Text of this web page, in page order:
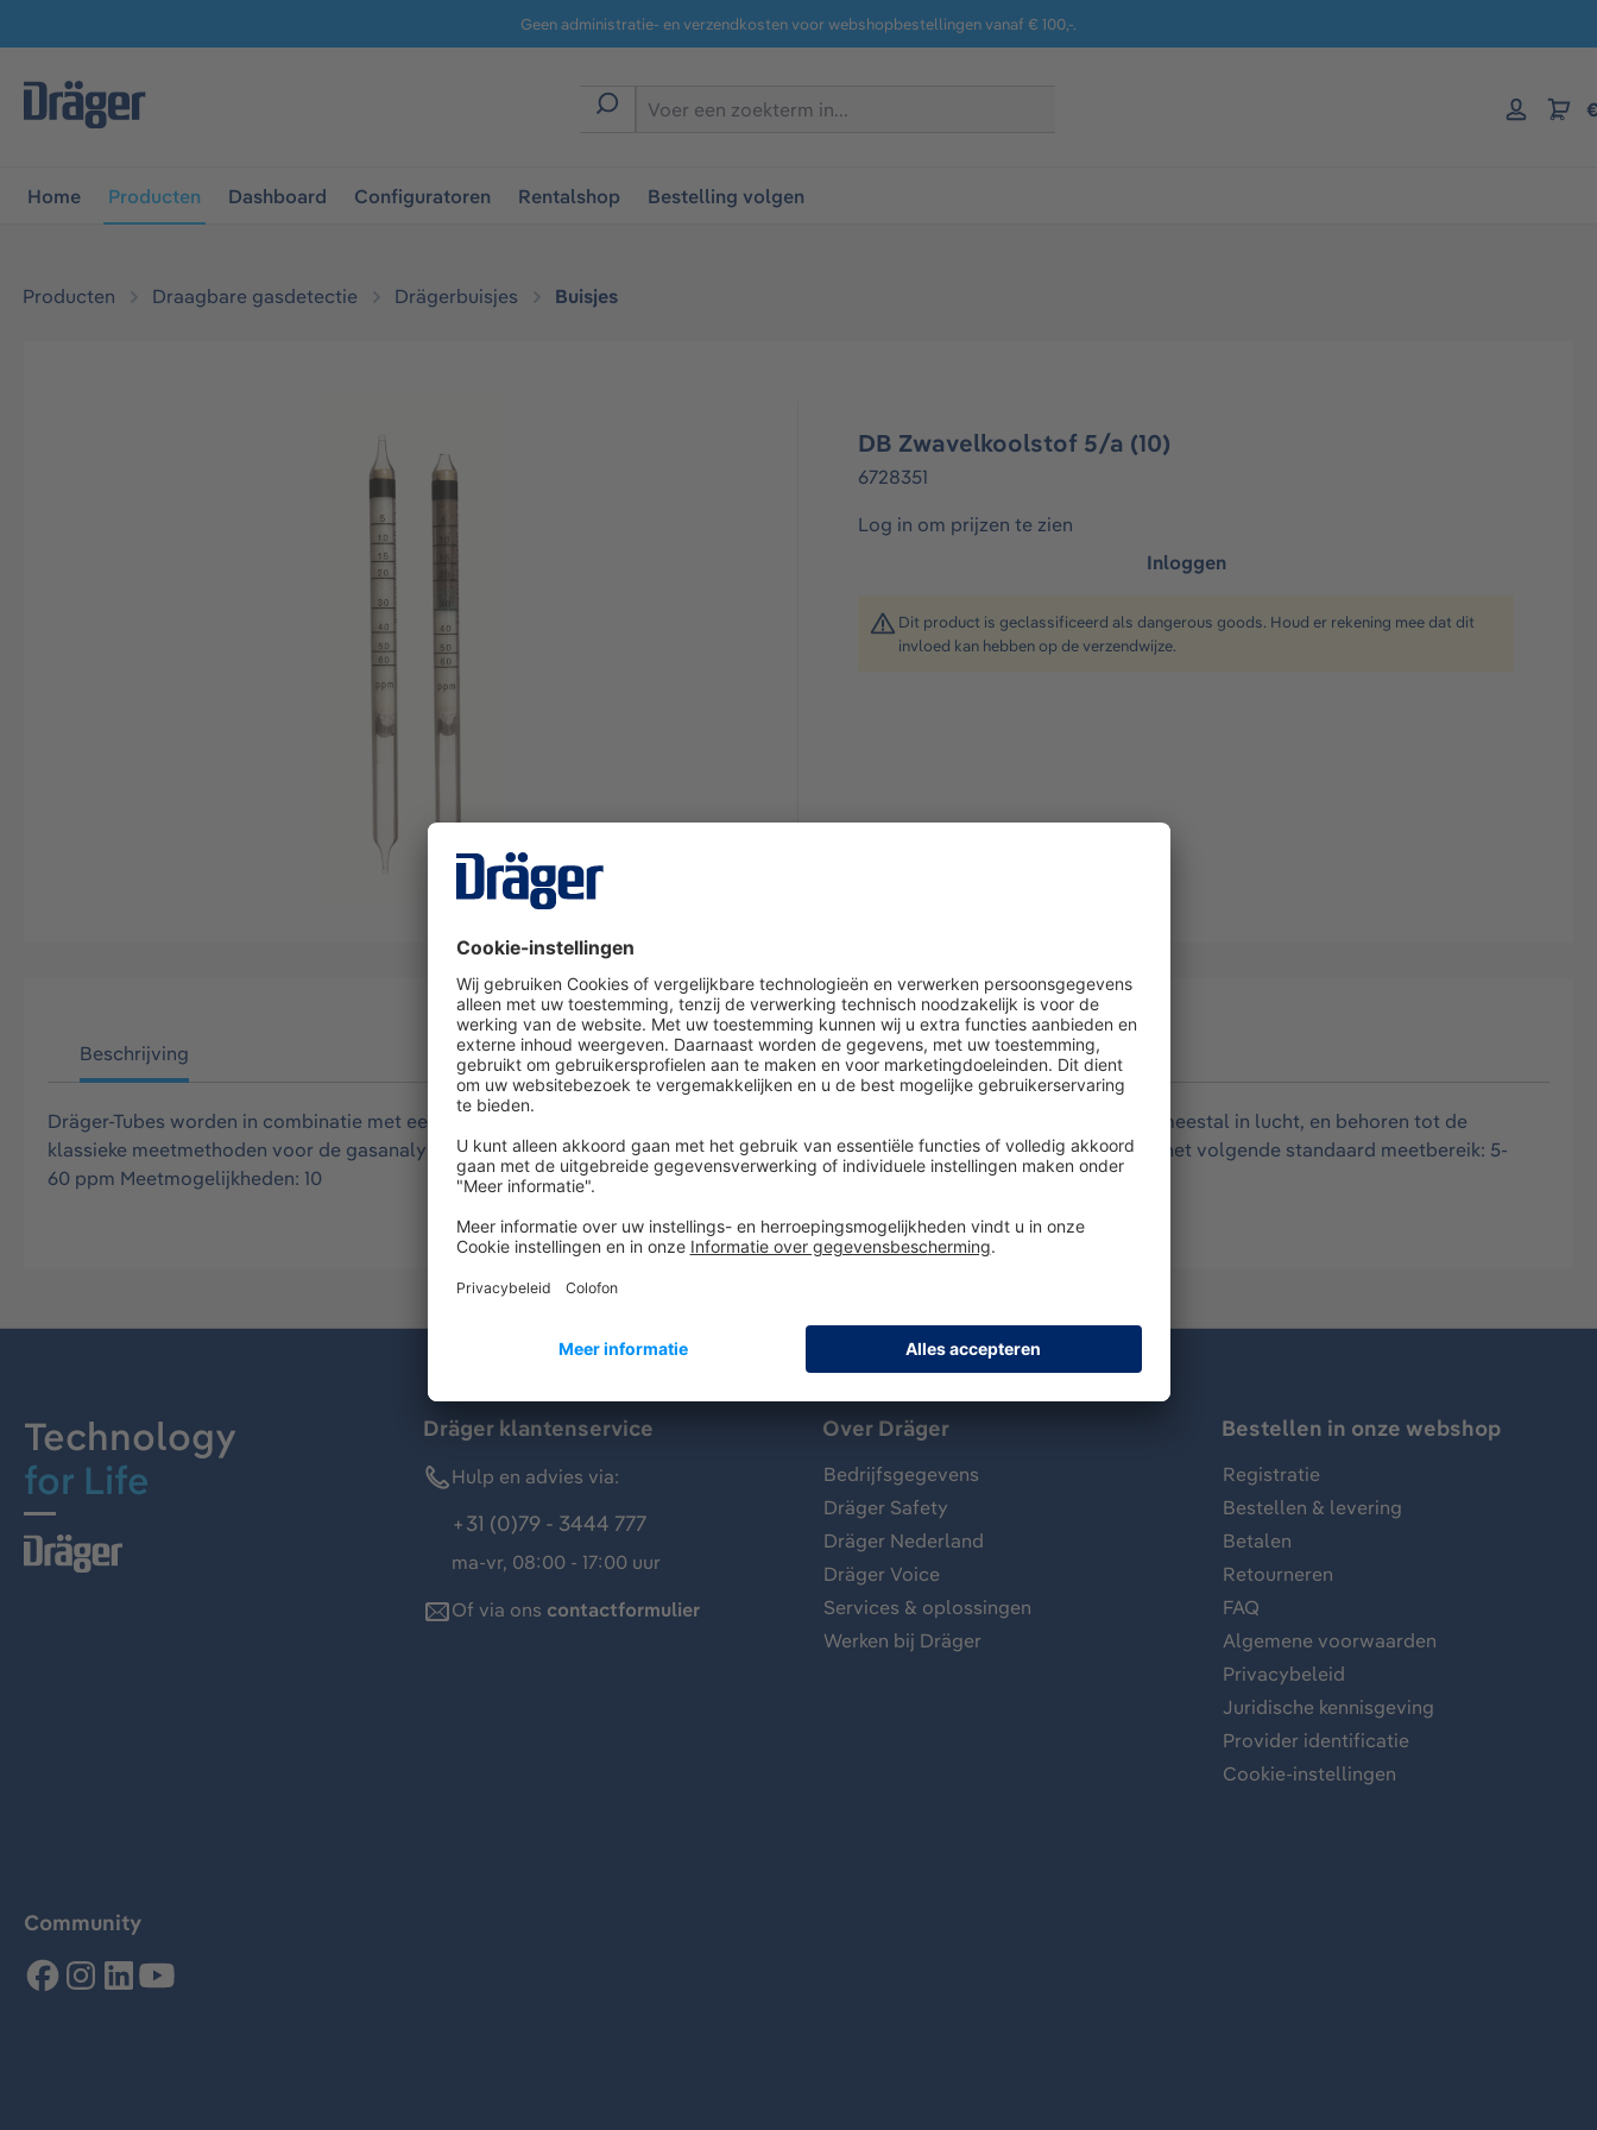
Ga naar navigatie B2B-platformGeen administratie- en verzendkosten voor webshopbestellingen vanaf € 100,-.
Home Producten Dashboard Configuratoren Rentalshop Bestelling volgen
Producten Draagbare gasdetectie Drägerbuisjes Buisjes
DB Zwavelkoolstof 5/a (10)
6728351
Log in om prijzen te zien
Inloggen
Dit product is geclassificeerd als dangerous goods. Houd er rekening mee dat dit
invloed kan hebben op de verzendwijze.
Beschrijving
Dräger-Tubes worden in combinatie met een Dräger buisjespomp gebruikt voor het meten van gassen, dampen en aerosolen, meestal in lucht, en behoren tot de
klassieke meetmethoden voor de gasanalyse. Deze Dräger-Tube wordt gebruikt voor de detectie van zwavelkoolstof en heeft het volgende standaard meetbereik: 5-
60 ppm Meetmogelijkheden: 10
Technology
for Life
Dräger klantenservice
Hulp en advies via:
+31 (0)79 - 3444 777
ma-vr, 08:00 - 17:00 uur
Of via ons contactformulier
Over Dräger
Bedrijfsgegevens
Dräger Safety
Dräger Nederland
Dräger Voice
Services & oplossingen
Werken bij Dräger
Bestellen in onze webshop
Registratie
Bestellen & levering
Betalen
Retourneren
FAQ
Algemene voorwaarden
Privacybeleid
Juridische kennisgeving
Provider identificatie
Cookie-instellingen
Community